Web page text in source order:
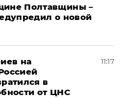
Полтавщины –
о новой
на
в
от ЦНС
11:17